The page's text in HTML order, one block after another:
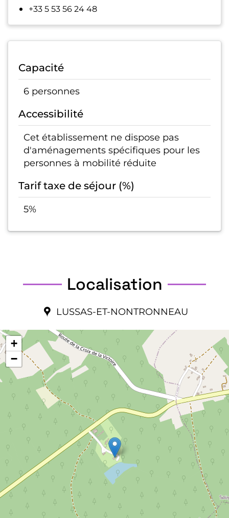
+33 5 53 56 24 48
Capacité
6 personnes
Accessibilité
Cet établissement ne dispose pas
d'aménagements spécifiques pour les
personnes à mobilité réduite
Tarif taxe de séjour (%)
5%
Localisation
LUSSAS-ET-NONTRONNEAU
+
−